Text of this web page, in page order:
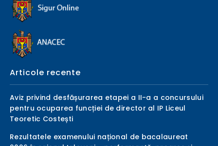
Articole recente
Aviz privind desfășurarea etapei a II-a a concursului
pentru ocuparea funcției de director al IP Liceul
Teoretic Costești
Rezultatele examenului național de bacalaureat